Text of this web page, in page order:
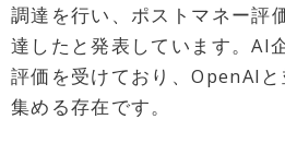
調達を行い、ポストマネー評
達したと発表しています。AI
評価を受けており、OpenAI
集める存在です。